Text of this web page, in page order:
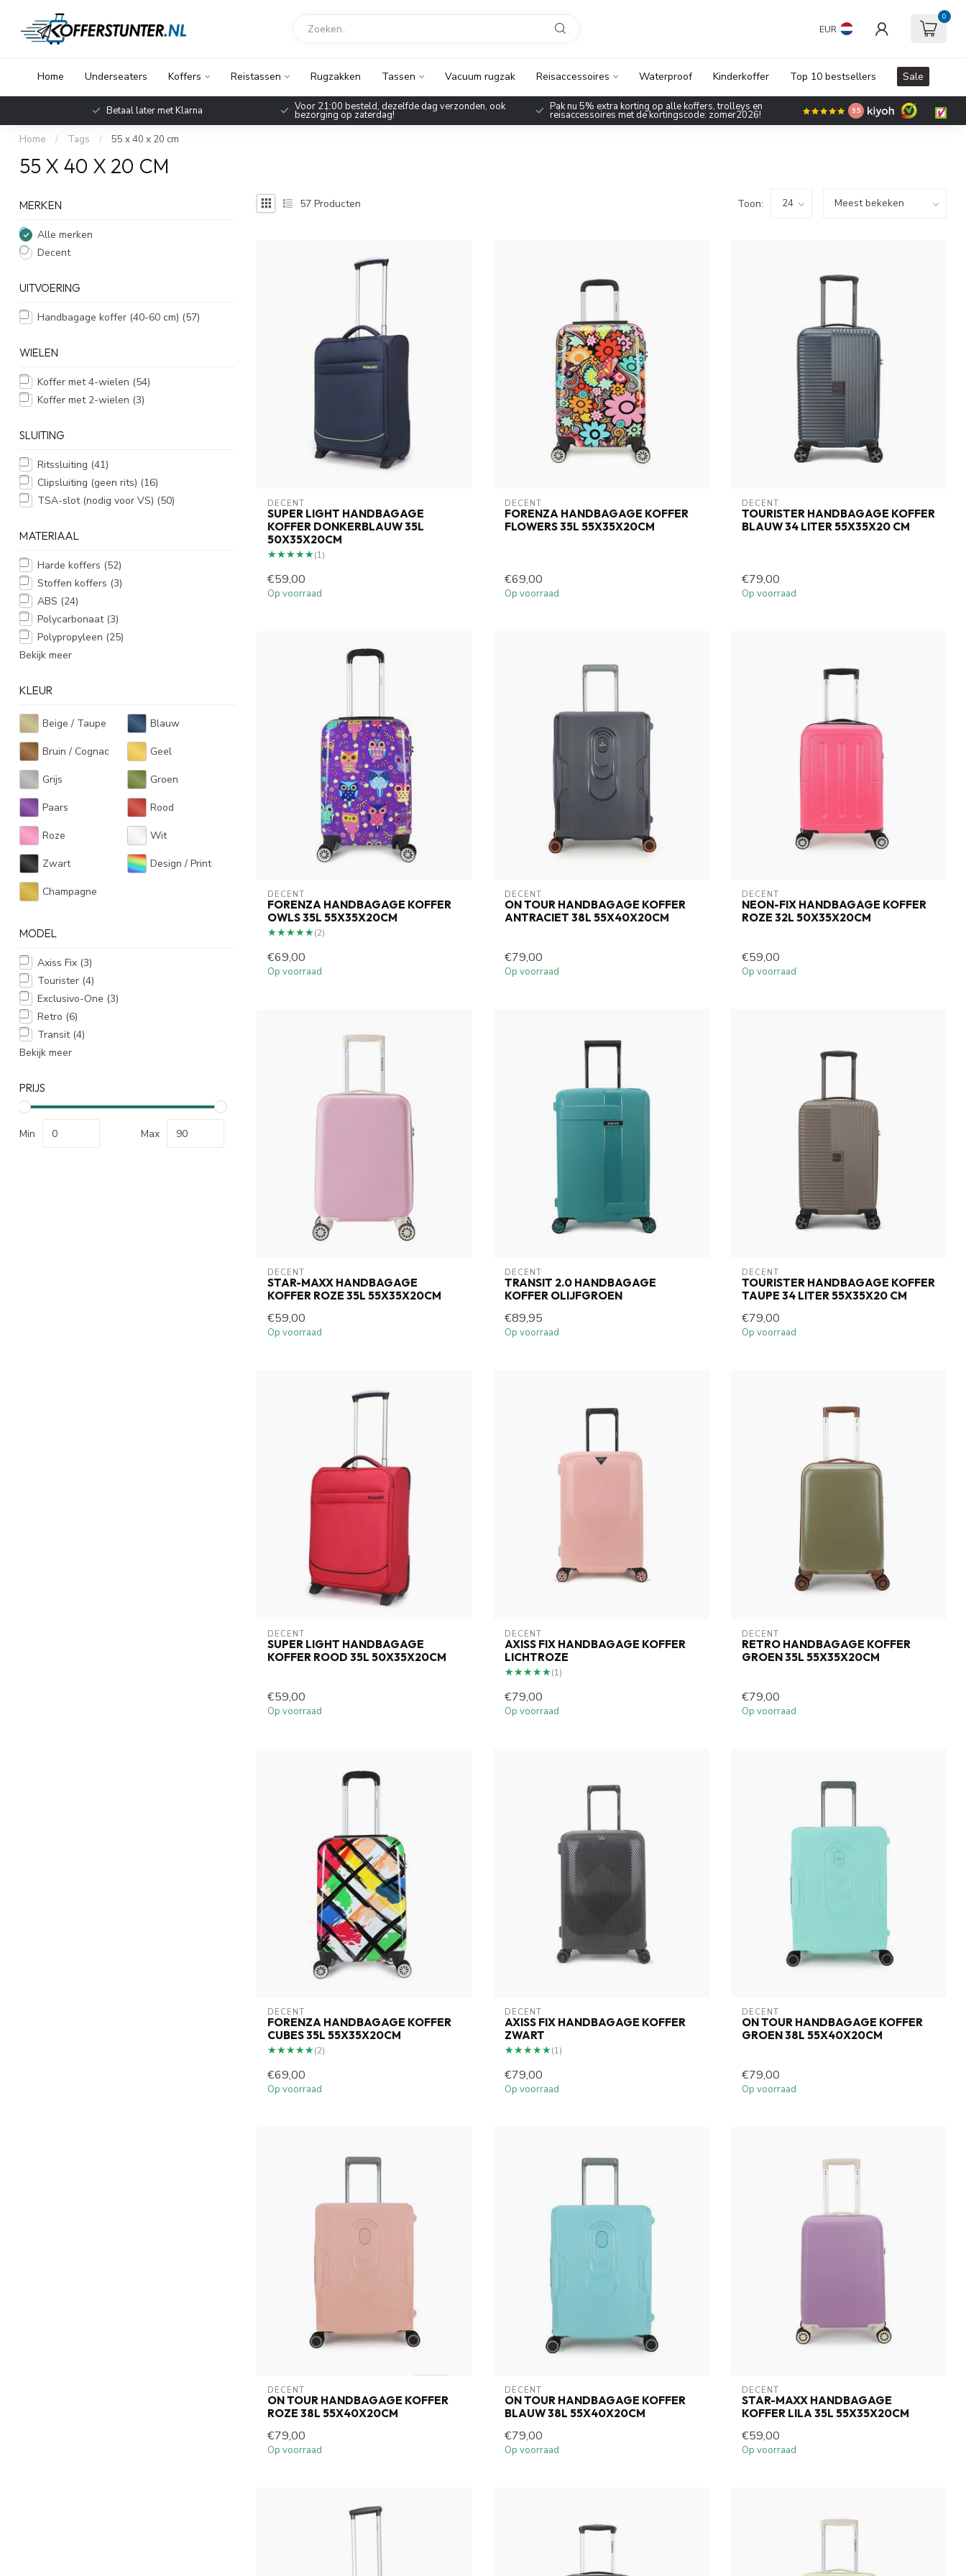
EUR
0
Home Underseaters Koffers Reistassen Rugzakken Tassen Vacuum rugzak Reisaccessoires Waterproof Kinderkoffer Top 10 bestsellers Sale
Betaal later met Klarna Voor 21:00 besteld, dezelfde dag verzonden, ook
bezorging op zaterdag!
Pak nu 5% extra korting op alle koffers, trolleys en
reisaccessoires met de kortingscode: zomer2026! 9.5
Home / Tags / 55 x 40 x 20 cm
55 X 40 X 20 CM
MERKEN
Alle merken
Decent
UITVOERING
Handbagage koffer (40-60 cm) (57)
WIELEN
Koffer met 4-wielen (54)
Koffer met 2-wielen (3)
SLUITING
Ritssluiting (41)
Clipsluiting (geen rits) (16)
TSA-slot (nodig voor VS) (50)
MATERIAAL
Harde koffers (52)
Stoffen koffers (3)
ABS (24)
Polycarbonaat (3)
Polypropyleen (25)
Bekijk meer
KLEUR
Beige / Taupe Blauw
Bruin / Cognac Geel
Grijs Groen
Paars Rood
Roze Wit
Zwart Design / Print
Champagne
MODEL
Axiss Fix (3)
Tourister (4)
Exclusivo-One (3)
Retro (6)
Transit (4)
Bekijk meer
PRIJS
Min Max
57 Producten Toon:
DECENT
SUPER LIGHT HANDBAGAGE
KOFFER DONKERBLAUW 35L
50X35X20CM
★★★★★
★★★★★(1)
€59,00
Op voorraad
DECENT
FORENZA HANDBAGAGE KOFFER
FLOWERS 35L 55X35X20CM
€69,00
Op voorraad
DECENT
TOURISTER HANDBAGAGE KOFFER
BLAUW 34 LITER 55X35X20 CM
€79,00
Op voorraad
DECENT
FORENZA HANDBAGAGE KOFFER
OWLS 35L 55X35X20CM
★★★★★
★★★★★(2)
€69,00
Op voorraad
DECENT
ON TOUR HANDBAGAGE KOFFER
ANTRACIET 38L 55X40X20CM
€79,00
Op voorraad
DECENT
NEON-FIX HANDBAGAGE KOFFER
ROZE 32L 50X35X20CM
€59,00
Op voorraad
DECENT
STAR-MAXX HANDBAGAGE
KOFFER ROZE 35L 55X35X20CM
€59,00
Op voorraad
DECENT
TRANSIT 2.0 HANDBAGAGE
KOFFER OLIJFGROEN
€89,95
Op voorraad
DECENT
TOURISTER HANDBAGAGE KOFFER
TAUPE 34 LITER 55X35X20 CM
€79,00
Op voorraad
DECENT
SUPER LIGHT HANDBAGAGE
KOFFER ROOD 35L 50X35X20CM
€59,00
Op voorraad
DECENT
AXISS FIX HANDBAGAGE KOFFER
LICHTROZE
★★★★★
★★★★★(1)
€79,00
Op voorraad
DECENT
RETRO HANDBAGAGE KOFFER
GROEN 35L 55X35X20CM
€79,00
Op voorraad
DECENT
FORENZA HANDBAGAGE KOFFER
CUBES 35L 55X35X20CM
★★★★★
★★★★★(2)
€69,00
Op voorraad
DECENT
AXISS FIX HANDBAGAGE KOFFER
ZWART
★★★★★
★★★★★(1)
€79,00
Op voorraad
DECENT
ON TOUR HANDBAGAGE KOFFER
GROEN 38L 55X40X20CM
€79,00
Op voorraad
DECENT
ON TOUR HANDBAGAGE KOFFER
ROZE 38L 55X40X20CM
€79,00
Op voorraad
DECENT
ON TOUR HANDBAGAGE KOFFER
BLAUW 38L 55X40X20CM
€79,00
Op voorraad
DECENT
STAR-MAXX HANDBAGAGE
KOFFER LILA 35L 55X35X20CM
€59,00
Op voorraad